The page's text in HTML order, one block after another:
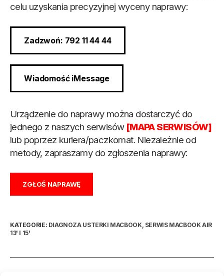
celu uzyskania precyzyjnej wyceny naprawy:
Zadzwoń: 792 11 44 44
Wiadomość iMessage
Urządzenie do naprawy można dostarczyć do
jednego z naszych serwisów [MAPA SERWISÓW]
lub poprzez kuriera/paczkomat. Niezależnie od
metody, zapraszamy do zgłoszenia naprawy:
ZGŁOŚ NAPRAWĘ
KATEGORIE: DIAGNOZA USTERKI MACBOOK, SERWIS MACBOOK AIR
13' I 15'